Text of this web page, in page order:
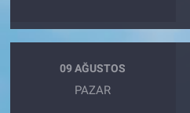
09 AĞUSTOS
PAZAR